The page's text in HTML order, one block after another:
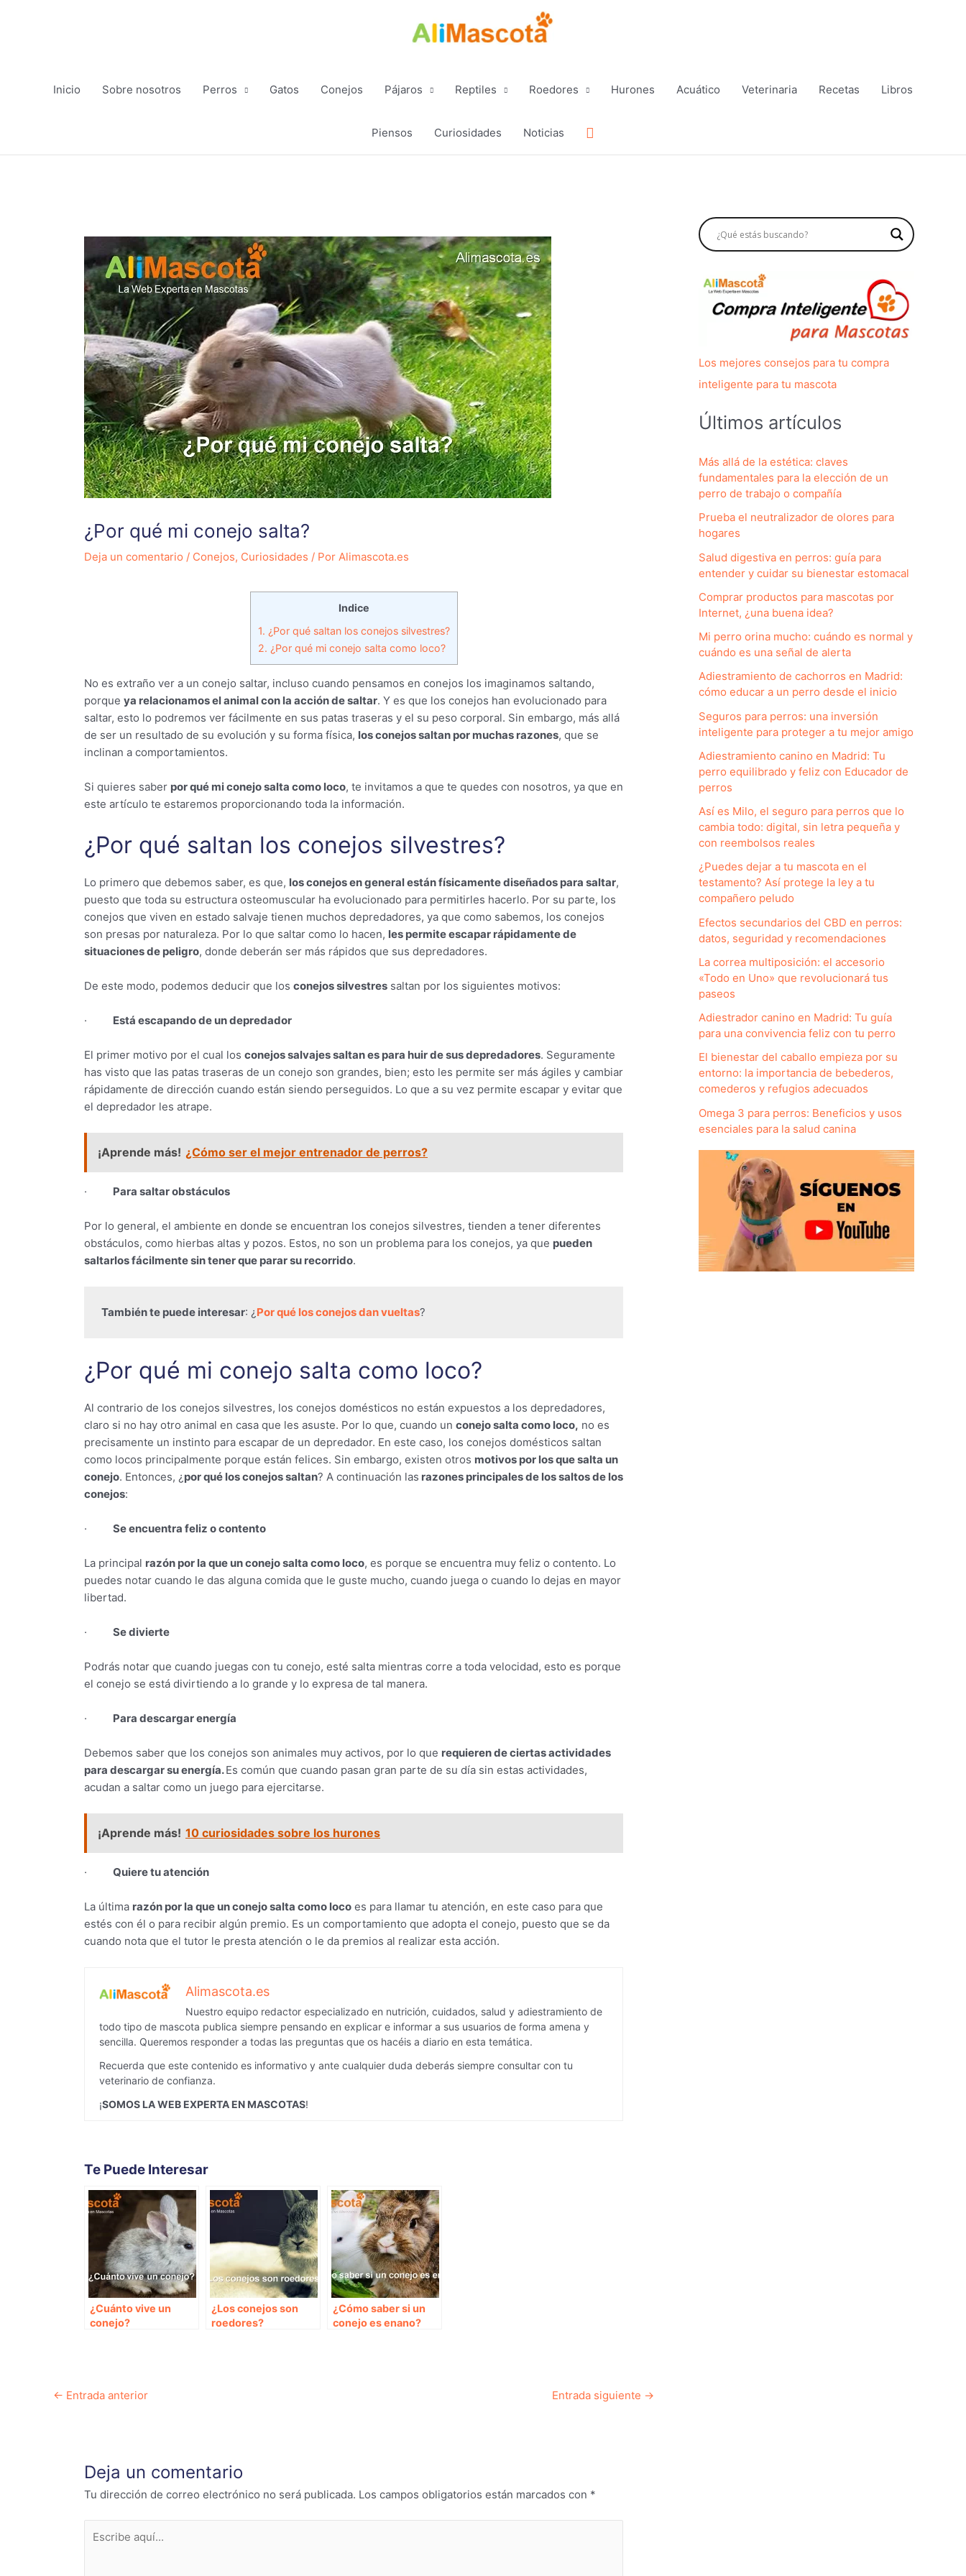
Inicio Sobre nosotros Perros Gatos Conejos Pájaros Reptiles Roedores Hurones Acuático Veterinaria Recetas Libros
Piensos Curiosidades Noticias Buscar
¿Por qué mi conejo salta?
Deja un comentario / Conejos, Curiosidades / Por Alimascota.es
Indice
1. ¿Por qué saltan los conejos silvestres?
2. ¿Por qué mi conejo salta como loco?
No es extraño ver a un conejo saltar, incluso cuando pensamos en conejos los imaginamos saltando,
porque ya relacionamos el animal con la acción de saltar. Y es que los conejos han evolucionado para
saltar, esto lo podremos ver fácilmente en sus patas traseras y el su peso corporal. Sin embargo, más allá
de ser un resultado de su evolución y su forma física, los conejos saltan por muchas razones, que se
inclinan a comportamientos.
Si quieres saber por qué mi conejo salta como loco, te invitamos a que te quedes con nosotros, ya que en
este artículo te estaremos proporcionando toda la información.
¿Por qué saltan los conejos silvestres?
Lo primero que debemos saber, es que, los conejos en general están físicamente diseñados para saltar,
puesto que toda su estructura osteomuscular ha evolucionado para permitirles hacerlo. Por su parte, los
conejos que viven en estado salvaje tienen muchos depredadores, ya que como sabemos, los conejos
son presas por naturaleza. Por lo que saltar como lo hacen, les permite escapar rápidamente de
situaciones de peligro, donde deberán ser más rápidos que sus depredadores.
De este modo, podemos deducir que los conejos silvestres saltan por los siguientes motivos:
· Está escapando de un depredador
El primer motivo por el cual los conejos salvajes saltan es para huir de sus depredadores. Seguramente
has visto que las patas traseras de un conejo son grandes, bien; esto les permite ser más ágiles y cambiar
rápidamente de dirección cuando están siendo perseguidos. Lo que a su vez permite escapar y evitar que
el depredador les atrape.
¡Aprende más! ¿Cómo ser el mejor entrenador de perros?
· Para saltar obstáculos
Por lo general, el ambiente en donde se encuentran los conejos silvestres, tienden a tener diferentes
obstáculos, como hierbas altas y pozos. Estos, no son un problema para los conejos, ya que pueden
saltarlos fácilmente sin tener que parar su recorrido.
También te puede interesar: ¿ Por qué los conejos dan vueltas?
¿Por qué mi conejo salta como loco?
Al contrario de los conejos silvestres, los conejos domésticos no están expuestos a los depredadores,
claro si no hay otro animal en casa que les asuste. Por lo que, cuando un conejo salta como loco, no es
precisamente un instinto para escapar de un depredador. En este caso, los conejos domésticos saltan
como locos principalmente porque están felices. Sin embargo, existen otros motivos por los que salta un
conejo. Entonces, ¿ por qué los conejos saltan? A continuación las razones principales de los saltos de los
conejos:
· Se encuentra feliz o contento
La principal razón por la que un conejo salta como loco, es porque se encuentra muy feliz o contento. Lo
puedes notar cuando le das alguna comida que le guste mucho, cuando juega o cuando lo dejas en mayor
libertad.
· Se divierte
Podrás notar que cuando juegas con tu conejo, esté salta mientras corre a toda velocidad, esto es porque
el conejo se está divirtiendo a lo grande y lo expresa de tal manera.
· Para descargar energía
Debemos saber que los conejos son animales muy activos, por lo que requieren de ciertas actividades
para descargar su energía.Es común que cuando pasan gran parte de su día sin estas actividades,
acudan a saltar como un juego para ejercitarse.
¡Aprende más! 10 curiosidades sobre los hurones
· Quiere tu atención
La última razón por la que un conejo salta como loco es para llamar tu atención, en este caso para que
estés con él o para recibir algún premio. Es un comportamiento que adopta el conejo, puesto que se da
cuando nota que el tutor le presta atención o le da premios al realizar esta acción.
Alimascota.es
Nuestro equipo redactor especializado en nutrición, cuidados, salud y adiestramiento de
todo tipo de mascota publica siempre pensando en explicar e informar a sus usuarios de forma amena y
sencilla. Queremos responder a todas las preguntas que os hacéis a diario en esta temática.
Recuerda que este contenido es informativo y ante cualquier duda deberás siempre consultar con tu
veterinario de confianza.
¡SOMOS LA WEB EXPERTA EN MASCOTAS!
Te Puede Interesar
¿Cuánto vive un
conejo?
¿Los conejos son
roedores?
¿Cómo saber si un
conejo es enano?
Navegación
← Entrada anterior Entrada siguiente →
Deja un comentario
Tu dirección de correo electrónico no será publicada. Los campos obligatorios están marcados con *
aquí...
Los mejores consejos para tu compra
inteligente para tu mascota
Últimos artículos
Más allá de la estética: claves
fundamentales para la elección de un
perro de trabajo o compañía
Prueba el neutralizador de olores para
hogares
Salud digestiva en perros: guía para
entender y cuidar su bienestar estomacal
Comprar productos para mascotas por
Internet, ¿una buena idea?
Mi perro orina mucho: cuándo es normal y
cuándo es una señal de alerta
Adiestramiento de cachorros en Madrid:
cómo educar a un perro desde el inicio
Seguros para perros: una inversión
inteligente para proteger a tu mejor amigo
Adiestramiento canino en Madrid: Tu
perro equilibrado y feliz con Educador de
perros
Así es Milo, el seguro para perros que lo
cambia todo: digital, sin letra pequeña y
con reembolsos reales
¿Puedes dejar a tu mascota en el
testamento? Así protege la ley a tu
compañero peludo
Efectos secundarios del CBD en perros:
datos, seguridad y recomendaciones
La correa multiposición: el accesorio
«Todo en Uno» que revolucionará tus
paseos
Adiestrador canino en Madrid: Tu guía
para una convivencia feliz con tu perro
El bienestar del caballo empieza por su
entorno: la importancia de bebederos,
comederos y refugios adecuados
Omega 3 para perros: Beneficios y usos
esenciales para la salud canina